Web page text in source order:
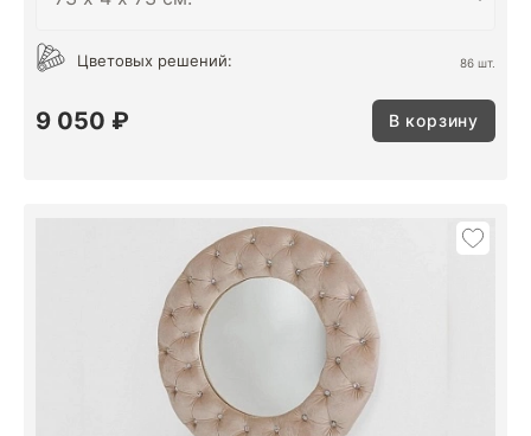
Цветовых решений: 86 шт.
9 050 ₽ В корзину